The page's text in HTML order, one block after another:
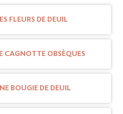
FLEURS DE DEUIL
CAGNOTTE OBSÈQUES
BOUGIE DE DEUIL